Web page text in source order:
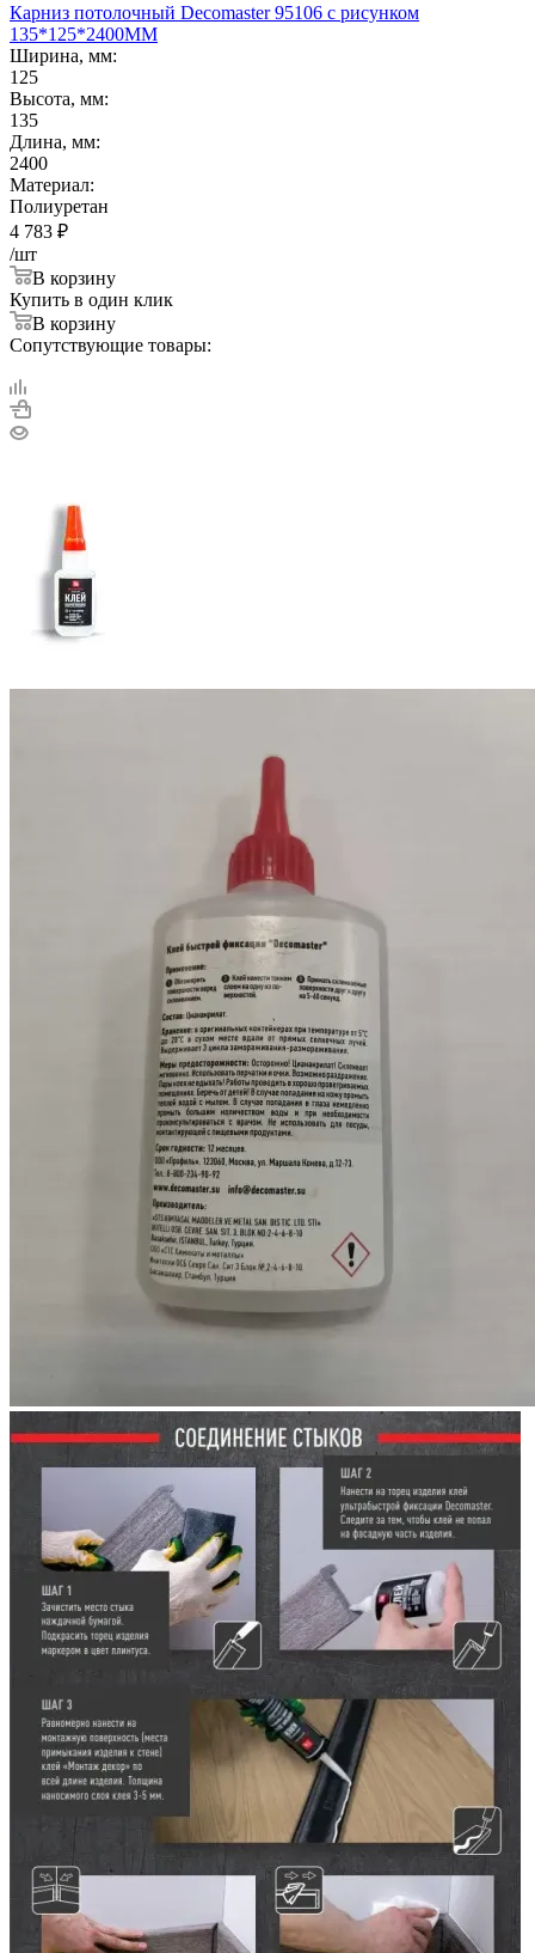
Карниз потолочный Decomaster 95106 с рисунком
135*125*2400ММ
Ширина, мм:
125
Высота, мм:
135
Длина, мм:
2400
Материал:
Полиуретан
4 783 ₽
/шт
В корзину
Купить в один клик
В корзину
Сопутствующие товары: